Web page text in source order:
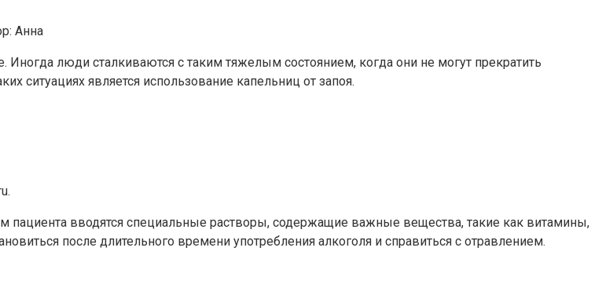
Анна
люди сталкиваются с таким тяжелым состоянием, когда они не могут прекратить
ситуациях является использование капельниц от запоя.
пациента вводятся специальные растворы, содержащие важные вещества, такие как витамины,
после длительного времени употребления алкоголя и справиться с отравлением.